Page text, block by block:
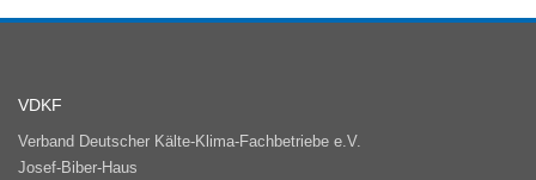
auf.
Die
Optionen
VDKF
Verband Deutscher Kälte-Klima-Fachbetriebe e.V.
Josef-Biber-Haus